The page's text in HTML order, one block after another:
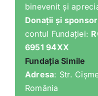
binevenit și
Donații și
contul Fundației:
6951 94XX
Fundația Simile
Adresa: Str.
România